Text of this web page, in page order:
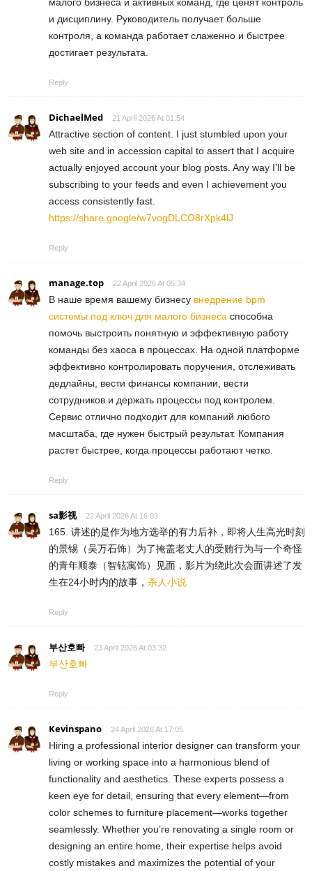
и дисциплину. Руководитель получает больше
контроля, а команда работает слаженно и быстрее
достигает результата.
Reply
DichaelMed 21 April 2026 At 01:54
Attractive section of content. I just stumbled upon your
web site and in accession capital to assert that I acquire
actually enjoyed account your blog posts. Any way I’ll be
subscribing to your feeds and even I achievement you
access consistently fast.
https://share.google/w7vogDLCO8rXpk4lJ
Reply
manage.top 22 April 2026 At 05:34
В наше время вашему бизнесу внедрение bpm
системы под ключ для малого бизнеса способна
помочь выстроить понятную и эффективную работу
команды без хаоса в процессах. На одной платформе
эффективно контролировать поручения, отслеживать
дедлайны, вести финансы компании, вести
сотрудников и держать процессы под контролем.
Сервис отлично подходит для компаний любого
масштаба, где нужен быстрый результат. Компания
растет быстрее, когда процессы работают четко.
Reply
sa影视 22 April 2026 At 16:03
165. 讲述的是作为地方选举的有力后补，即将人生高光时刻
的景锡（吴万石饰）为了掩盖老丈人的受贿行为与一个奇怪
的青年顺泰（智铉寓饰）见面，影片为绕此次会面讲述了发
生在24小时内的故事， 杀人小说
Reply
부산호빠 23 April 2026 At 03:32
부산호빠
Reply
Kevinspano 24 April 2026 At 17:05
Hiring a professional interior designer can transform your
living or working space into a harmonious blend of
functionality and aesthetics. These experts possess a
keen eye for detail, ensuring that every element—from
color schemes to furniture placement—works together
seamlessly. Whether you’re renovating a single room or
designing an entire home, their expertise helps avoid
costly mistakes and maximizes the potential of your